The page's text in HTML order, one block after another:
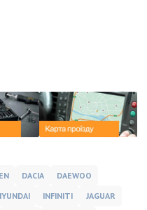
DACIA
DAEWOO
INFINITI
JAGUAR